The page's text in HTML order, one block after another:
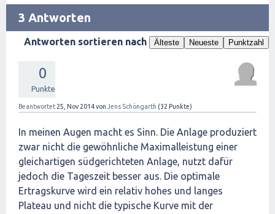
3 Antworten
Antworten sortieren nach Älteste Neueste Punktzahl
0
Punkte
Beantwortet 25, Nov 2014von Jens Schöngarth (32 Punkte)
In meinen Augen macht es Sinn. Die Anlage produziert
zwar nicht die gewöhnliche Maximalleistung einer
gleichartigen südgerichteten Anlage, nutzt dafür
jedoch die Tageszeit besser aus. Die optimale
Ertragskurve wird ein relativ hohes und langes
Plateau und nicht die typische Kurve mit der